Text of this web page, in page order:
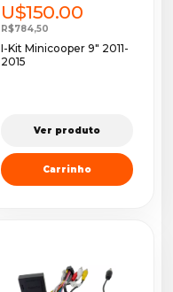
U$150.00
R$784,50
I-Kit Minicooper 9" 2011-
2015
Ver produto
Carrinho